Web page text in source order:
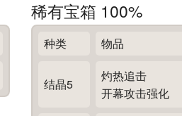
稀有宝箱 100%
种类 物品
结晶5
灼热追击
开幕攻击强化